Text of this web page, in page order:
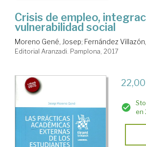
Crisis de empleo,
vulnerabilidad social
Moreno Gené, Josep; Fernández
Editorial Aranzadi. Pamplona, 2017
en